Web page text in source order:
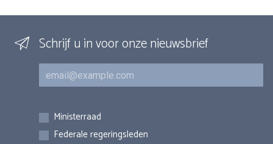
Schrijf u in voor onze nieuwsbrief
E-mail
Inschrijvingen
Ministerraad
Federale regeringsleden